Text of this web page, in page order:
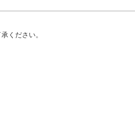
ください。